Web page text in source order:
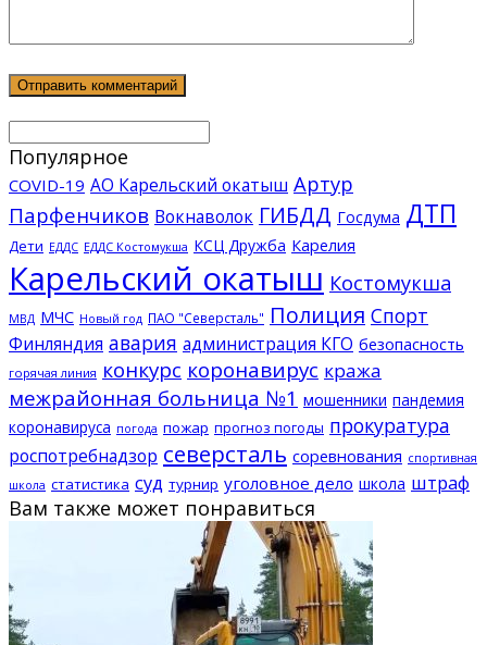
Популярное
COVID-19 АО Карельский окатыш Артур
Парфенчиков Вокнаволок ГИБДД Госдума ДТП
Дети ЕДДС ЕДДС Костомукша КСЦ Дружба Карелия
Карельский окатыш Костомукша
МВД МЧС Новый год ПАО "Северсталь" Полиция Спорт
Финляндия авария администрация КГО безопасность
горячая линия конкурс коронавирус кража
межрайонная больница №1 мошенники пандемия
коронавируса погода пожар прогноз погоды прокуратура
роспотребнадзор северсталь соревнования спортивная
школа статистика суд турнир уголовное дело школа штраф
Вам также может понравиться